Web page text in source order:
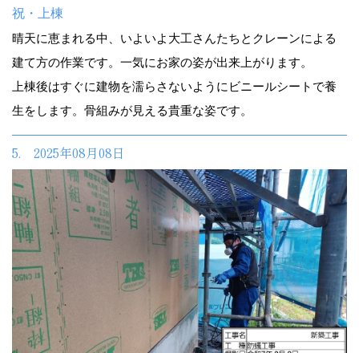
祝・上棟
晴天に恵まれる中、いよいよ大工さんたちとクレーンによる
建て方の作業です。一気にお家の姿が出来上がります。
上棟後はすぐに建物を濡らさないようにビニールシートで養
生をします。骨組みが見える貴重な姿です。
5. 2025年08月08日